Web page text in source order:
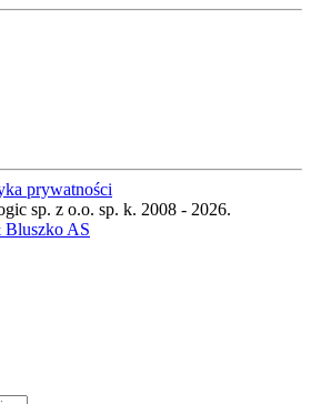
prywatności
sp. z o.o. sp. k. 2008 - 2026.